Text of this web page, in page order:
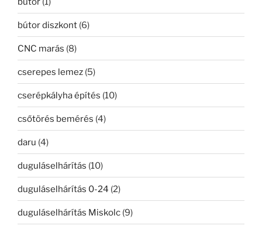
bútor diszkont (6)
CNC marás (8)
cserepes lemez (5)
cserépkályha építés (10)
csőtörés bemérés (4)
daru (4)
duguláselhárítás (10)
duguláselhárítás 0-24 (2)
duguláselhárítás Miskolc (9)